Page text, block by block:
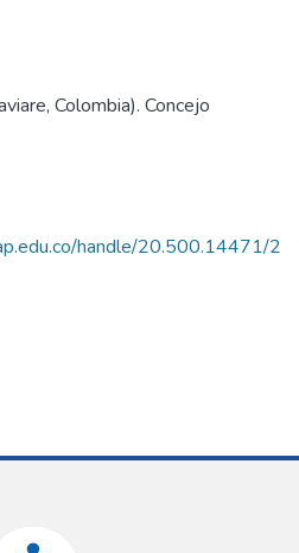
Colombia). Concejo
handle/20.500.14471/2